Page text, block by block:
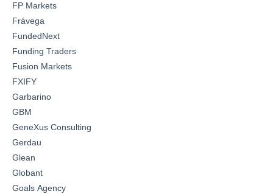
FP Markets
Frávega
FundedNext
Funding Traders
Fusion Markets
FXIFY
Garbarino
GBM
GeneXus Consulting
Gerdau
Glean
Globant
Goals Agency